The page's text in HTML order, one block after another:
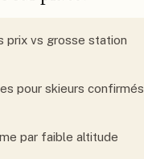
prix vs grosse station
pour skieurs confirmés
par faible altitude